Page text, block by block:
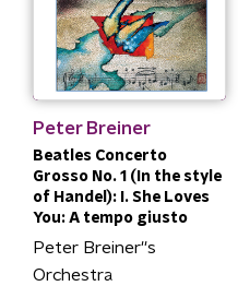
Peter Breiner
Beatles Concerto
Grosso No. 1 (In the style
of Handel): I. She Loves
You: A tempo giusto
Peter Breiner''s
Orchestra